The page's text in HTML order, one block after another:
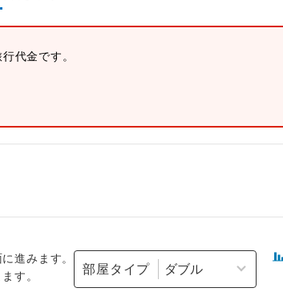
代金です。
進みます。
す。
部屋タイプ